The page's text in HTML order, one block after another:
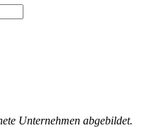
Unternehmen abgebildet.